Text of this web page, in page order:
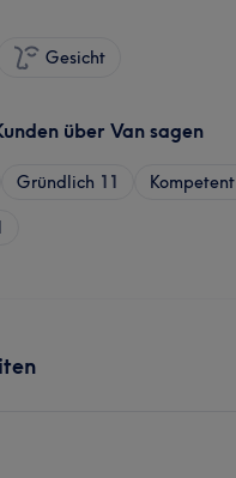
Gesicht
über Van sagen
Gründlich 11 Kompetent